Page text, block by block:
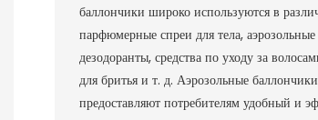
баллончики широко используются в
парфюмерные спреи для тела,
дезодоранты, средства по уходу за
для бритья и т. д. Аэрозольные
предоставляют потребителям удобный и